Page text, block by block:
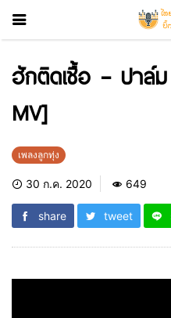
ฮักติดเชื้อ – ปาล์
MV]
เพลงลูกทุ่ง
30 ก.ค. 2020 649
share tweet